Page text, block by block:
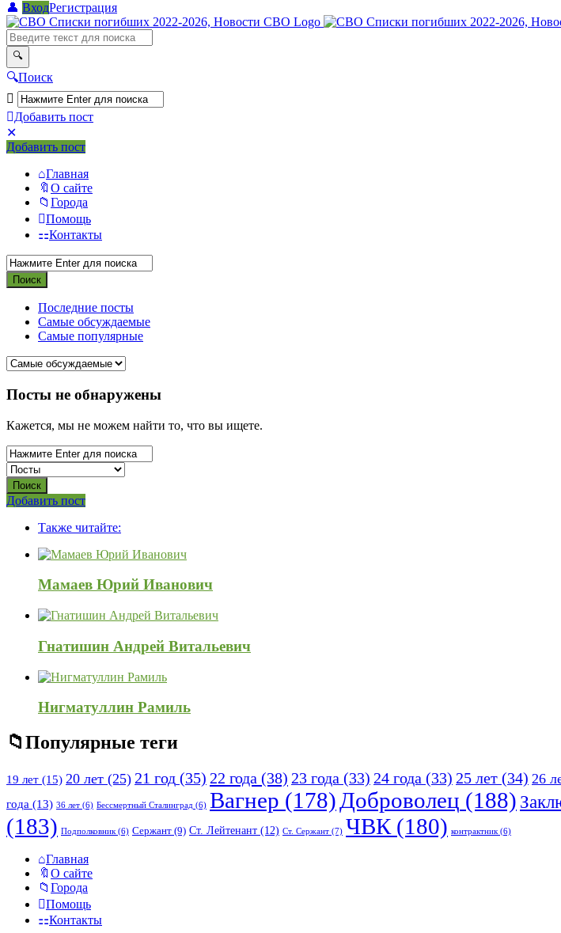
ВходРегистрация
СВО
Списки
погибших
2022-
2026,
Новости
СВО
Поиск
Добавить пост
Мобильное
меню
Добавить пост
Главная
О сайте
Города
Помощь
Контакты
Последние посты
Самые обсуждаемые
Самые популярные
СВО
Списки
погибших
2022-
2026,
Новости
СВО
Последний
Посты
Посты не обнаружены
Кажется, мы не можем найти то, что вы ищете.
Боковая
Добавить пост
120x600Также читайте:
Мамаев Юрий Иванович
Гнатишин Андрей Витальевич
Нигматуллин Рамиль
Популярные теги
19 лет (15) 20 лет (25) 21 год (35) 22 года (38) 23 года (33) 24 года (33) 25 лет (34) 26
года (13) 36 лет (6) Бессмертный Сталинград (6) Вагнер (178) Доброволец (188)
(183) Подполковник (6) Сержант (9) Ст. Лейтенант (12) Ст. Сержант (7) ЧВК (180) контрактник (6)
Исследовать
Главная
О сайте
Города
Помощь
Контакты